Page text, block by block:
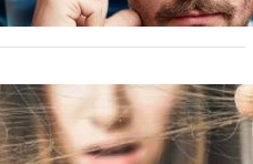
de proteine:
sănătății tale